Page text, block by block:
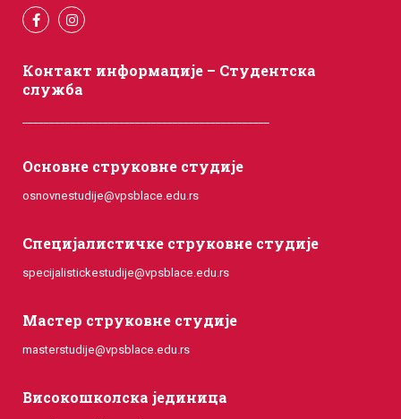
Контакт информације – Студентска
служба
Основне струковне студије
osnovnestudije@vpsblace.edu.rs
Специјалистичке струковне студије
specijalistickestudije@vpsblace.edu.rs
Мастер струковне студије
masterstudije@vpsblace.edu.rs
Високошколска јединица